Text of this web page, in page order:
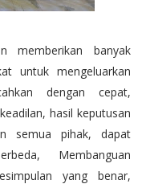
memberikan banyak
untuk mengeluarkan
dengan cepat,
hasil keputusan
semua pihak, dapat
Membanguan
yang benar,